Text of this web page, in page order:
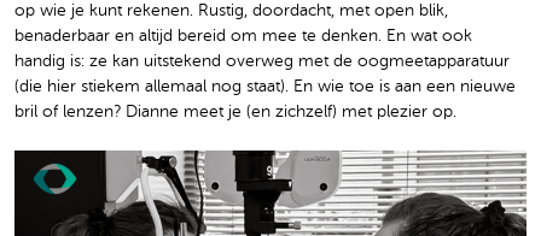
op wie je kunt rekenen. Rustig, doordacht, met open blik,
benaderbaar en altijd bereid om mee te denken. En wat ook
handig is: ze kan uitstekend overweg met de oogmeetapparatuur
(die hier stiekem allemaal nog staat). En wie toe is aan een nieuwe
bril of lenzen? Dianne meet je (en zichzelf) met plezier op.